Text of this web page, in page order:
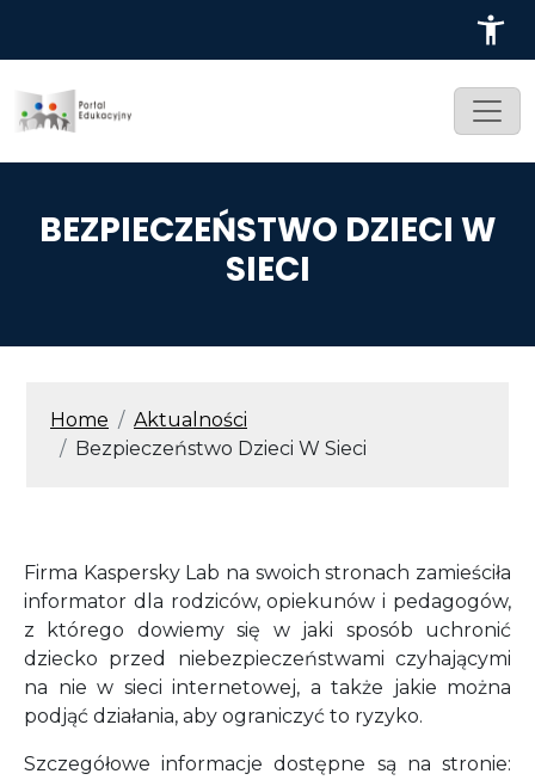
BEZPIECZEŃSTWO DZIECI W
SIECI
ŚCIEŻKA NAWIGACYJNA
Home
Aktualności
Bezpieczeństwo Dzieci W Sieci
Firma Kaspersky Lab na swoich stronach zamieściła
informator dla rodziców, opiekunów i pedagogów,
z którego dowiemy się w jaki sposób uchronić
dziecko przed niebezpieczeństwami czyhającymi
na nie w sieci internetowej, a także jakie można
podjąć działania, aby ograniczyć to ryzyko.
Szczegółowe informacje dostępne są na stronie: